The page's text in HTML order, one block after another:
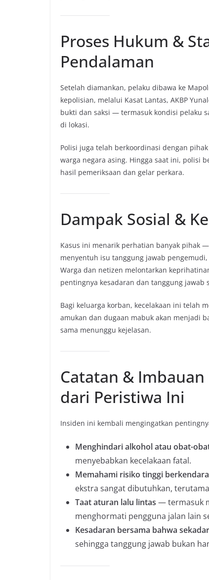
Proses Hukum &
Pendalaman
Setelah diamankan, pelaku dibawa ke
kepolisian, melalui Kasat Lantas, AKBP
bukti dan saksi — termasuk kondisi pelaku
di lokasi.
Polisi juga telah berkoordinasi dengan
warga negara asing. Hingga saat ini, polisi
hasil pemeriksaan dan gelar perkara.
Dampak Sosial &
Kasus ini menarik perhatian banyak pihak
menyentuh isu tanggung jawab
Warga dan netizen melontarkan
pentingnya kesadaran dan tanggung jawab
Bagi keluarga korban, kecelakaan ini telah
amukan dan dugaan mabuk akan menjadi
sama menunggu kejelasan.
Catatan &
dari Peristiwa Ini
Insiden ini kembali mengingatkan
Menghindari alkohol atau obat-
menyebabkan kecelakaan fatal.
Memahami risiko tinggi
ekstra sangat dibutuhkan,
Taat aturan lalu lintas — termasuk
menghormati pengguna jalan lain
Kesadaran bersama bahwa
sehingga tanggung jawab bukan